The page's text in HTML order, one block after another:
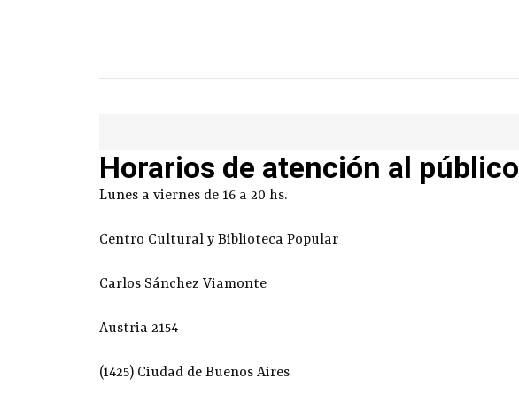
Horarios de atención al público
Lunes a viernes de 16 a 20 hs.
Centro Cultural y Biblioteca Popular
Carlos Sánchez Viamonte
Austria 2154
(1425) Ciudad de Buenos Aires